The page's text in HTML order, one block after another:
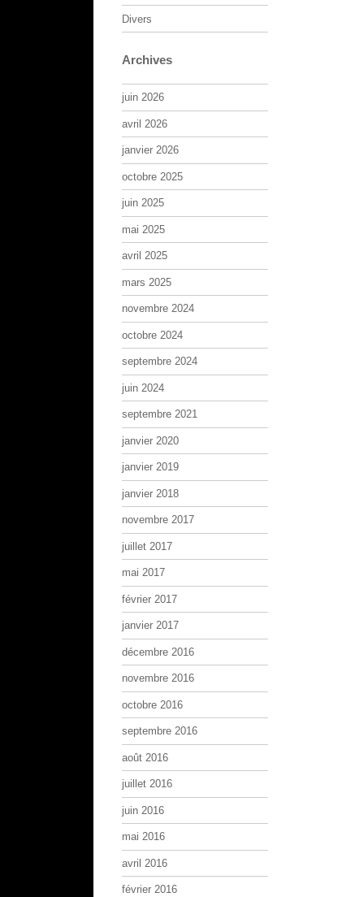
Divers
Archives
juin 2026
avril 2026
janvier 2026
octobre 2025
juin 2025
mai 2025
avril 2025
mars 2025
novembre 2024
octobre 2024
septembre 2024
juin 2024
septembre 2021
janvier 2020
janvier 2019
janvier 2018
novembre 2017
juillet 2017
mai 2017
février 2017
janvier 2017
décembre 2016
novembre 2016
octobre 2016
septembre 2016
août 2016
juillet 2016
juin 2016
mai 2016
avril 2016
février 2016